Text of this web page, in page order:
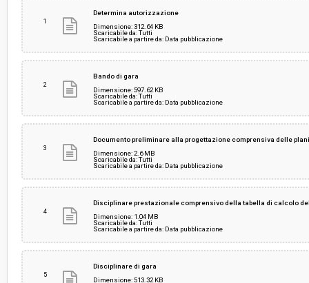
Svolgimento:
Responsabile attuale:
UNIVERSITÀ DI PISA - Servizio gare e degli
1
Determina autorizzazione
Dimensione: 312.64 KB
Scaricabile da: Tutti
Scaricabile a partire da: Data pubblicazione
2
Bando di gara
Dimensione: 597.62 KB
Scaricabile da: Tutti
Scaricabile a partire da: Data pubblicazione
3
Documento preliminare alla progettazione comprensiva delle
Dimensione: 2.6 MB
Scaricabile da: Tutti
Scaricabile a partire da: Data pubblicazione
4
Disciplinare prestazionale comprensivo della tabella di calcolo
Dimensione: 1.04 MB
Scaricabile da: Tutti
Scaricabile a partire da: Data pubblicazione
5
Disciplinare di gara
Dimensione: 513.32 KB